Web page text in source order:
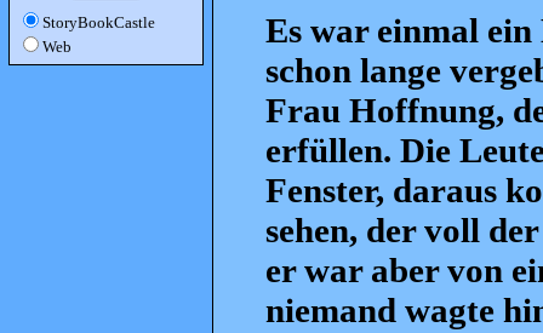
StoryBookCastle
Web
Es war einmal
schon lange
Frau Hoffnung,
erfüllen. Die
Fenster, daraus
sehen, der voll
er war aber von
niemand wagte